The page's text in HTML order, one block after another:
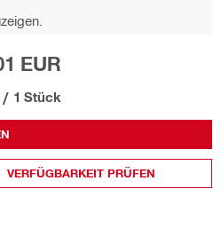
EUR
/ 1 Stück
VERFÜGBARKEIT PRÜFEN